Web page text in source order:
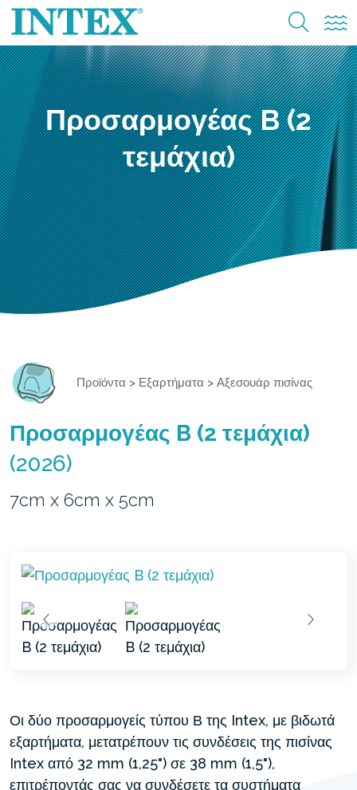
Προσαρμογέας B (2
τεμάχια)
Προϊόντα > Εξαρτήματα > Αξεσουάρ πισίνας
Προσαρμογέας B (2 τεμάχια)
(2026)
7cm x 6cm x 5cm
Οι δύο προσαρμογείς τύπου Β της Intex, με βιδωτά
εξαρτήματα, μετατρέπουν τις συνδέσεις της πισίνας
Intex από 32 mm (1,25") σε 38 mm (1,5"),
επιτρέποντάς σας να συνδέσετε τα συστήματα